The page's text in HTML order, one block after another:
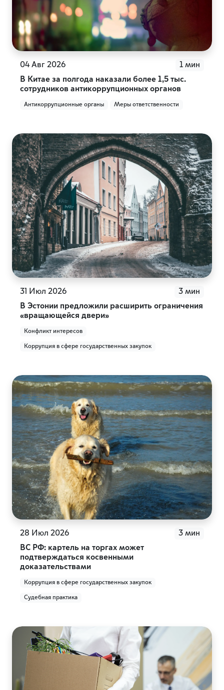
04 Авг 2026
1 мин
В Китае за полгода наказали более 1,5 тыс.
сотрудников антикоррупционных органов
Антикоррупционные органы Меры ответственности
31 Июл 2026
3 мин
В Эстонии предложили расширить ограничения
«вращающейся двери»
Конфликт интересов
Коррупция в сфере государственных закупок
28 Июл 2026
3 мин
ВС РФ: картель на торгах может
подтверждаться косвенными
доказательствами
Коррупция в сфере государственных закупок
Судебная практика